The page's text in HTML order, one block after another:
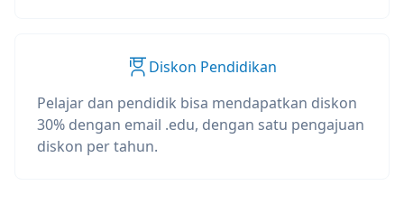
Diskon Pendidikan
Pelajar dan pendidik bisa mendapatkan diskon
30% dengan email .edu, dengan satu pengajuan
diskon per tahun.